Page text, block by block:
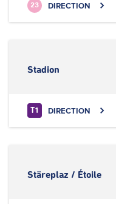
23 DIRECTION
Stadion
T1 DIRECTION
Stäreplaz / Étoile